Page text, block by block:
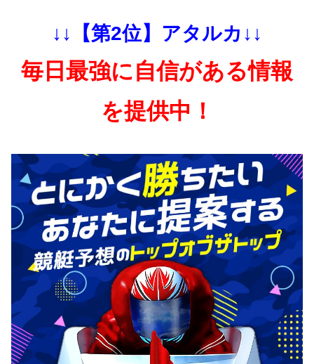
↓↓【第2位】アタルカ↓↓
毎日最強に自信がある情報
を提供中！